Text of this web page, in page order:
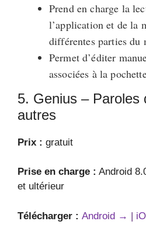
Prend en charge la
l’application et de la
différentes parties du
Permet d’éditer
associées à la
5. Genius – Paroles
autres
Prix : gratuit
Prise en charge : Android
et ultérieur
Télécharger : Android → |